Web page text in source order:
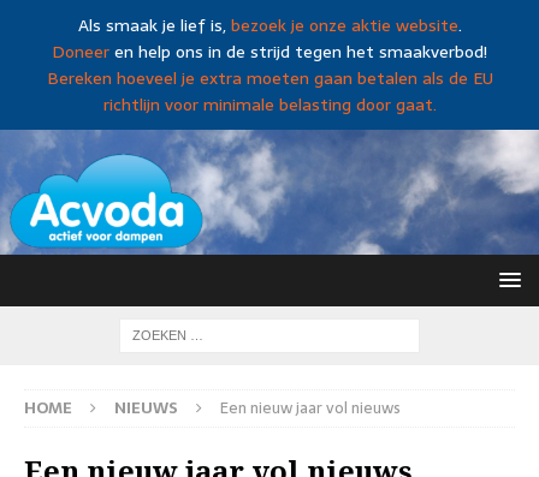
Als smaak je lief is,bezoek je onze aktie website.
Doneeren help ons in de strijd tegen het smaakverbod!
Bereken hoeveel je extra moeten gaan betalen als de EU
richtlijn voor minimale belasting door gaat.
HOME NIEUWS Een nieuw jaar vol nieuws